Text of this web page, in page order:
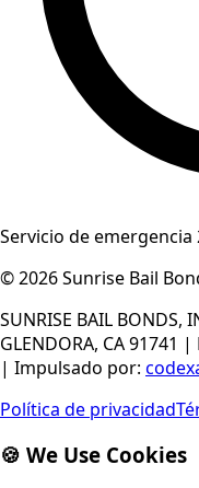
Servicio de emergencia
© 2026Sunrise Bail
SUNRISE BAIL BONDS,
GLENDORA, CA 91741 |
| Impulsado por:
Política de privacidad
🍪 We Use Cookies